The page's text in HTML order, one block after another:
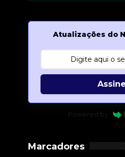
Atualizações do
Assine
Powered by
Marcadores